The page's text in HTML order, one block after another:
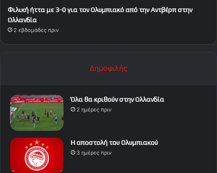
Φιλική ήττα με 3-0 για τον Ολυμπιακό από την Αντβέρπ στην
Ολλανδία
2 εβδομάδες πριν
Δημοφιλής
Όλα θα κριθούν στην Ολλανδία
2 ημέρες πριν
Η αποστολή του Ολυμπιακού
3 ημέρες πριν